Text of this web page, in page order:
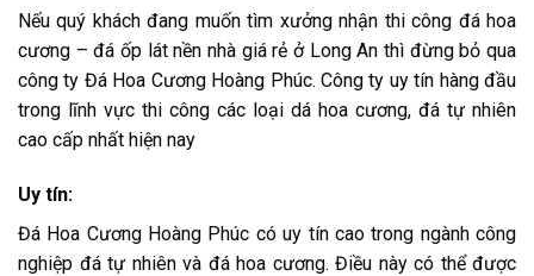
Nếu quý khách đang muốn tìm xưởng nhận thi công đá hoa
cương – đá ốp lát nền nhà giá rẻ ở Long An thì đừng bỏ qua
công ty Đá Hoa Cương Hoàng Phúc. Công ty uy tín hàng đầu
trong lĩnh vực thi công các loại dá hoa cương, đá tự nhiên
cao cấp nhất hiện nay
Uy tín:
Đá Hoa Cương Hoàng Phúc có uy tín cao trong ngành công
nghiệp đá tự nhiên và đá hoa cương. Điều này có thể được